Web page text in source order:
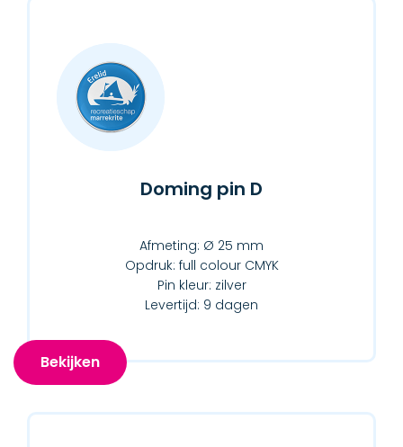
Doming pin D
Afmeting: Ø 25 mm
Opdruk: full colour CMYK
Pin kleur: zilver
Levertijd: 9 dagen
Bekijken